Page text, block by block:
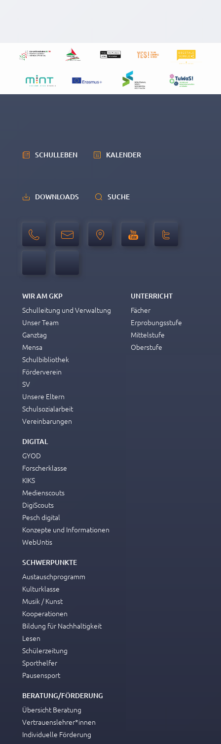
SCHULLEBEN KALENDER
DOWNLOADS SUCHE
WIR AM GKP
Schulleitung und Verwaltung
Unser Team
Ganztag
Mensa
Schulbibliothek
Förderverein
SV
Unsere Eltern
Schulsozialarbeit
Vereinbarungen
UNTERRICHT
Fächer
Erprobungsstufe
Mittelstufe
Oberstufe
DIGITAL
GYOD
Forscherklasse
KIKS
Medienscouts
DigiScouts
Pesch digital
Konzepte und Informationen
WebUntis
SCHWERPUNKTE
Austauschprogramm
Kulturklasse
Musik / Kunst
Kooperationen
Bildung für Nachhaltigkeit
Lesen
Schülerzeitung
Sporthelfer
Pausensport
BERATUNG/FÖRDERUNG
Übersicht Beratung
Vertrauenslehrer*innen
Individuelle Förderung